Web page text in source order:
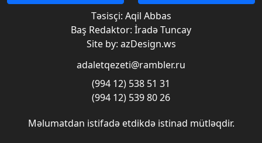
Təsisçi: Aqil Abbas
Baş Redaktor: İradə Tuncay
Site by: azDesign.ws
adaletqezeti@rambler.ru
(994 12) 538 51 31
(994 12) 539 80 26
Məlumatdan istifadə etdikdə istinad mütləqdir.